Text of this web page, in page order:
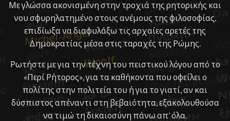
Με γλώσσα ακονισμένη στην τροχιά της ρητορικής και
νου σφυρηλατημένο στους ανέμους της φιλοσοφίας,
επιδίωξα να διαφυλάξω τις αρχαίες αρετές της
Δημοκρατίας μέσα στις ταραχές της Ρώμης.
Ρωτήστε με για την τέχνη του πειστικού λόγου από το
«Περί Ρήτορος», για τα καθήκοντα που οφείλει ο
πολίτης στην πολιτεία του ή για το γιατί, αν και
δύσπιστος απέναντι στη βεβαιότητα, εξακολουθούσα
να τιμώ τη δικαιοσύνη πάνω απ’ όλα.